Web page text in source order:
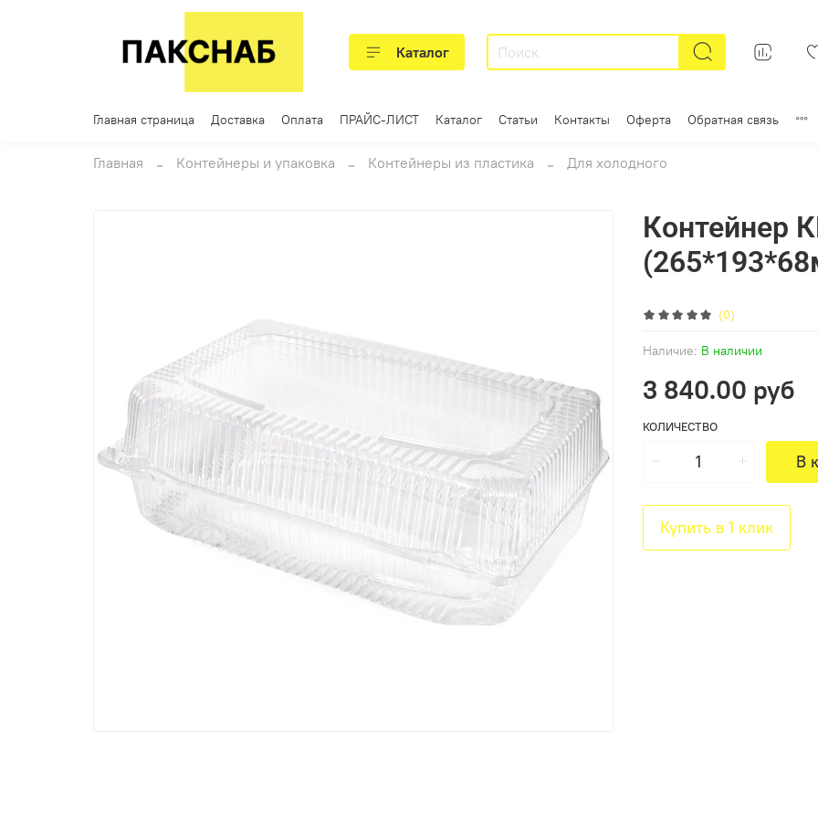
Каталог
Главная страница Доставка Оплата ПРАЙС-ЛИСТ Каталог Статьи Контакты Оферта Обратная связь
Главная Контейнеры и упаковка Контейнеры из пластика Для холодного
(0)
Наличие: В наличии
Контейнер
3 840.00 руб
КОЛИЧЕСТВО
В
Купить в 1 клик